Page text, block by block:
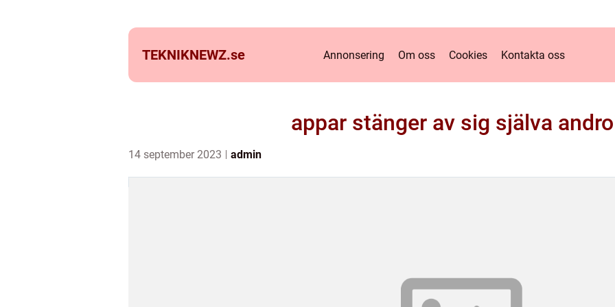
TEKNIKNEWZ.se Annonsering Om oss Cookies Kontakta oss
appar stänger av sig själva
14 september 2023 admin